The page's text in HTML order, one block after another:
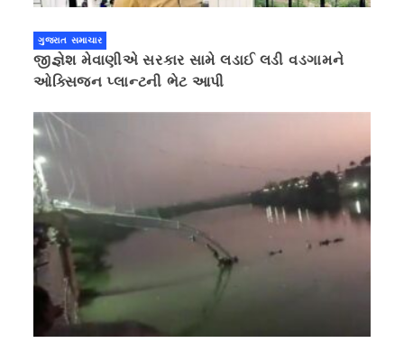
ગુજરાત સમાચાર
જીજ્ઞેશ મેવાણીએ સરકાર સામે લડાઈ લડી વડગામને
ઓક્સિજન પ્લાન્ટની ભેટ આપી